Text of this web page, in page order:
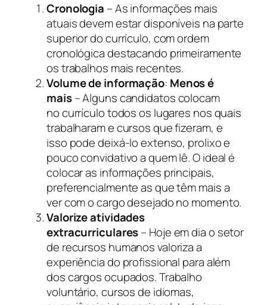
Cronologia – As informações mais
atuais devem estar disponíveis na parte
superior do currículo, com ordem
cronológica destacando primeiramente
os trabalhos mais recentes.
Volume de informação: Menos é
mais– Alguns candidatos colocam
no currículo todos os lugares nos quais
trabalharam e cursos que fizeram, e
isso pode deixá-lo extenso, prolixo e
pouco convidativo a quem lê. O ideal é
colocar as informações principais,
preferencialmente as que têm mais a
ver com o cargo desejado no momento.
Valorize atividades
extracurriculares– Hoje em dia o setor
de recursos humanos valoriza a
experiência do profissional para além
dos cargos ocupados. Trabalho
voluntário, cursos de idiomas,